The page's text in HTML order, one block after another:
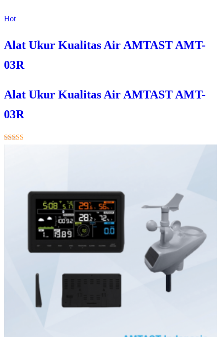
Hot
Alat Ukur Kualitas Air AMTAST AMT-
03R
Alat Ukur Kualitas Air AMTAST AMT-
03R